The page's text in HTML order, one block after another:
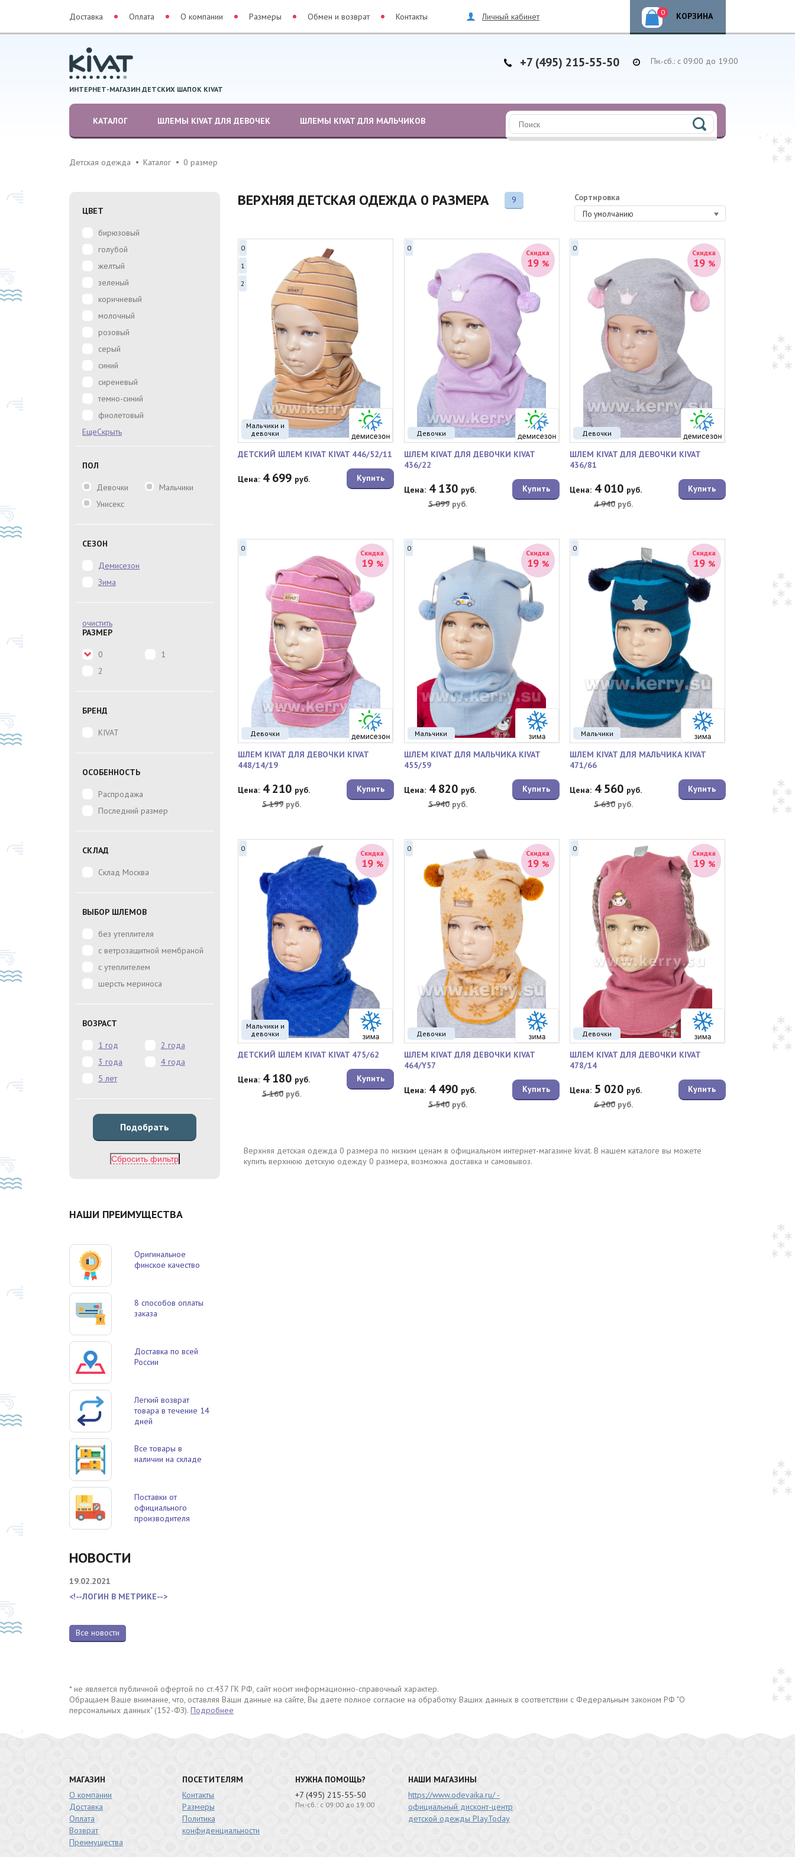
Доставка Оплата О компании Размеры Обмен и возврат Контакты Личный кабинет КОРЗИНА
0
ИНТЕРНЕТ-МАГАЗИН ДЕТСКИХ ШАПОК KIVAT
+7 (495) 215-55-50 Пн.-сб.: с 09:00 до 19:00
КАТАЛОГ ШЛЕМЫ KIVAT ДЛЯ ДЕВОЧЕК ШЛЕМЫ KIVAT ДЛЯ МАЛЬЧИКОВ
Детская одежда Каталог 0 размер
ЦВЕТ
бирюзовый
голубой
желтый
зеленый
коричневый
молочный
розовый
серый
синий
сиреневый
темно-синий
фиолетовый
ЕщеСкрыть
ПОЛ
Девочки
Мальчики
Унисекс
СЕЗОН
Демисезон
Зима
очистить
РАЗМЕР
0
1
2
БРЕНД
KIVAT
ОСОБЕННОСТЬ
Распродажа
Последний размер
СКЛАД
Склад Москва
ВЫБОР ШЛЕМОВ
без утеплителя
с ветрозащитной мембраной
с утеплителем
шерсть мериноса
ВОЗРАСТ
1 год
2 года
3 года
4 года
5 лет
Сбросить фильтр
НАШИ ПРЕИМУЩЕСТВА
Оригинальное
финское качество
8 способов оплаты
заказа
Доставка по всей
России
Легкий возврат
товара в течение 14
дней
Все товары в
наличии на складе
Поставки от
официального
производителя
НОВОСТИ
19.02.2021
<!--ЛОГИН В МЕТРИКЕ-->
Все новости
ВЕРХНЯЯ ДЕТСКАЯ ОДЕЖДА 0 РАЗМЕРА 9 Сортировка
По умолчанию
Мальчики и
девочки
0
1
2
ДЕТСКИЙ ШЛЕМ KIVAT KIVAT 446/52/11
Цена: 4 699 руб. Купить
Девочки
Скидка
19 %
0
ШЛЕМ KIVAT ДЛЯ ДЕВОЧКИ KIVAT
436/22
Цена:4 130 руб.
5 099 руб.
Купить
Девочки
Скидка
19 %
0
ШЛЕМ KIVAT ДЛЯ ДЕВОЧКИ KIVAT
436/81
Цена: 4 010 руб.
4 940 руб.
Купить
Девочки
Скидка
19 %
0
ШЛЕМ KIVAT ДЛЯ ДЕВОЧКИ KIVAT
448/14/19
Цена: 4 210 руб.
5 199 руб.
Купить
Мальчики
Скидка
19 %
0
ШЛЕМ KIVAT ДЛЯ МАЛЬЧИКА KIVAT
455/59
Цена:4 820 руб.
5 940 руб.
Купить
Мальчики
Скидка
19 %
0
ШЛЕМ KIVAT ДЛЯ МАЛЬЧИКА KIVAT
471/66
Цена: 4 560 руб.
5 630 руб.
Купить
Мальчики и
девочки
Скидка
19 %
0
ДЕТСКИЙ ШЛЕМ KIVAT KIVAT 475/62
Цена: 4 180 руб.
5 160 руб.
Купить
Девочки
Скидка
19 %
0
ШЛЕМ KIVAT ДЛЯ ДЕВОЧКИ KIVAT
464/Y57
Цена:4 490 руб.
5 540 руб.
Купить
Девочки
Скидка
19 %
0
ШЛЕМ KIVAT ДЛЯ ДЕВОЧКИ KIVAT
478/14
Цена: 5 020 руб.
6 200 руб.
Купить
Верхняя детская одежда 0 размера по низким ценам в официальном интернет-магазине kivat. В нашем каталоге вы можете
купить верхнюю детскую одежду 0 размера, возможна доставка и самовывоз.
* не является публичной офертой по ст.437 ГК РФ, сайт носит информационно-справочный характер.
Обращаем Ваше внимание, что, оставляя Ваши данные на сайте, Вы даете полное согласие на обработку Ваших данных в соответствии с Федеральным законом РФ "О
персональных данных" (152-ФЗ). Подробнее
МАГАЗИН
О компании
Доставка
Оплата
Возврат
Преимущества
ПОСЕТИТЕЛЯМ
Контакты
Размеры
Политика
конфиденциальности
НУЖНА ПОМОЩЬ?
+7 (495) 215-55-50
Пн.-сб.: с 09:00 до 19:00
НАШИ МАГАЗИНЫ
https://www.odevaika.ru/ -
официальный дисконт-центр
детской одежды PlayToday